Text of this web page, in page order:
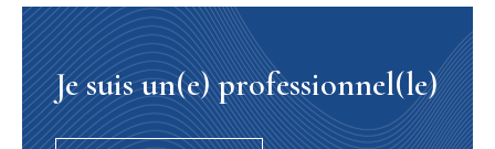
Je suis un(e) professionnel(le)